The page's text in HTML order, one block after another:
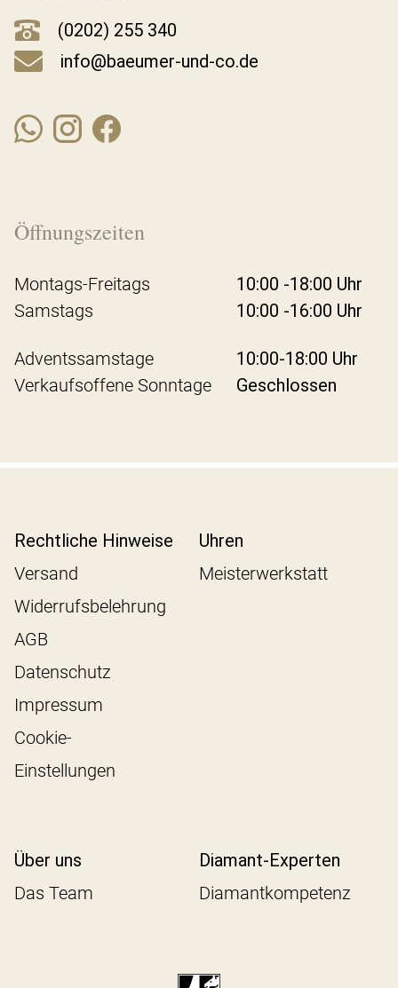
(0202) 255 340
info@baeumer-und-co.de
Öffnungszeiten
Montags-Freitags
10:00 -18:00 Uhr
Samstags
10:00 -16:00 Uhr
Adventssamstage
10:00-18:00 Uhr
Verkaufsoffene Sonntage
Geschlossen
Rechtliche Hinweise
Versand
Widerrufsbelehrung
AGB
Datenschutz
Impressum
Cookie-
Einstellungen
Uhren
Meisterwerkstatt
Über uns
Das Team
Diamant-Experten
Diamantkompetenz